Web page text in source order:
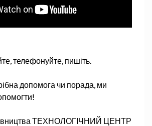
телефонуйте, пишіть.
допомога чи порада, ми
ТЕХНОЛОГІЧНИЙ ЦЕНТР